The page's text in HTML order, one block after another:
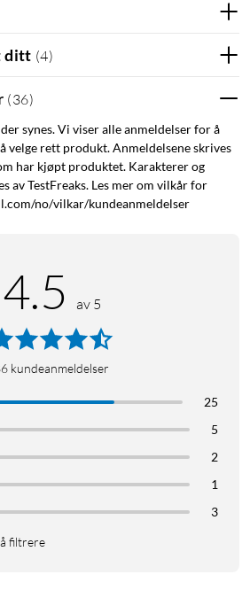
ditt (4)
(36)
synes. Vi viser alle anmeldelser for å
velge rett produkt. Anmeldelsene skrives
har kjøpt produktet. Karakterer og
av TestFreaks. Les mer om vilkår for
no/vilkar/kundeanmeldelser
4.5 av 5
kundeanmeldelser
25
5
2
1
3
filtrere